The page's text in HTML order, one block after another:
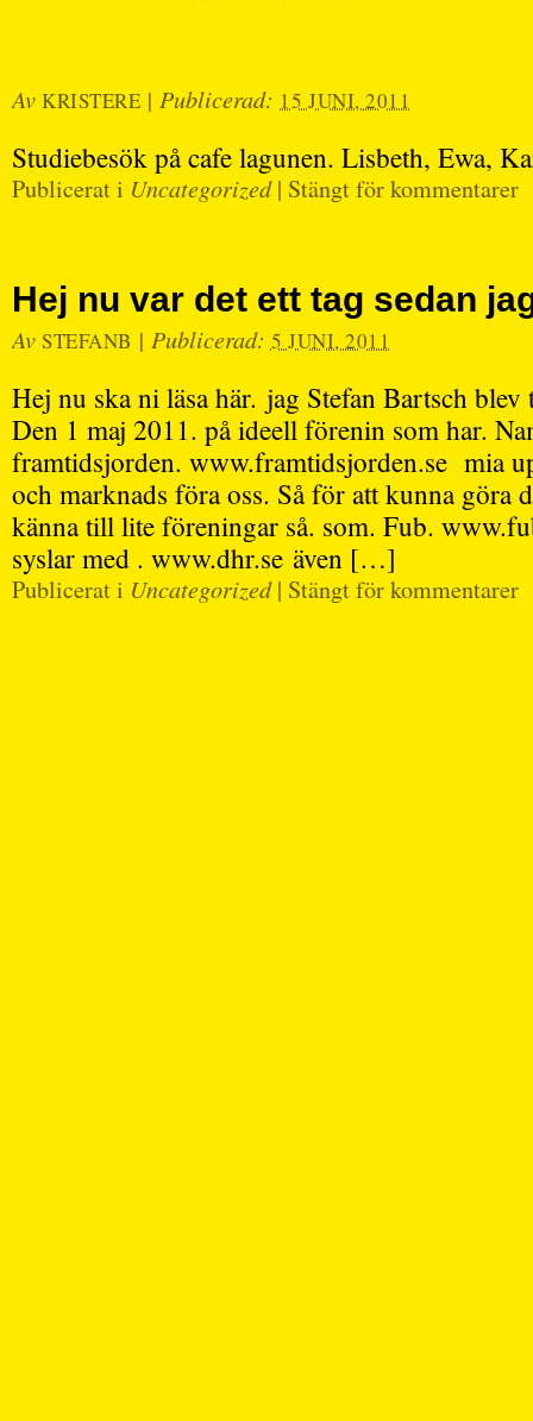
Av KRISTERE | Publicerad: 15 JUNI, 2011
Studiebesök på cafe lagunen. Lisbeth, Ewa,
Publicerat i Uncategorized | Stängt för kommentarer
Hej nu var det ett tag sedan
Av STEFANB | Publicerad: 5 JUNI, 2011
Hej nu ska ni läsa här. jag Stefan Bartsch
Den 1 maj 2011. på ideell förenin som har.
framtidsjorden. www.framtidsjorden.se mia
och marknads föra oss. Så för att kunna göra
känna till lite föreningar så. som. Fub.
syslar med . www.dhr.se även […]
Publicerat i Uncategorized | Stängt för kommentarer